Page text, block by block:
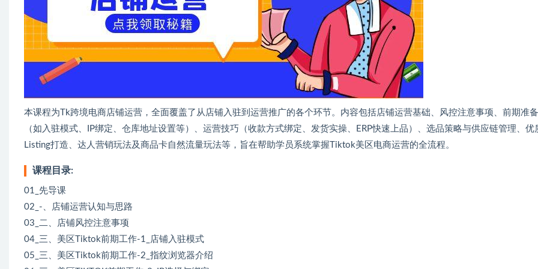
本课程为Tk跨境电商店铺运营，全面覆盖了从店铺入驻到运营推广的各个环节。内容包括店铺运营基础、风控注意事项、前期准
（如入驻模式、IP绑定、仓库地址设置等）、运营技巧（收款方式绑定、发货实操、ERP快速上品）、选品策略与供应链管理、优
Listing打造、达人营销玩法及商品卡自然流量玩法等，旨在帮助学员系统掌握Tiktok美区电商运营的全流程。
课程目录:
01_先导课
02_-、店铺运营认知与思路
03_二、店铺风控注意事项
04_三、美区Tiktok前期工作-1_店铺入驻模式
05_三、美区Tiktok前期工作-2_指纹浏览器介绍